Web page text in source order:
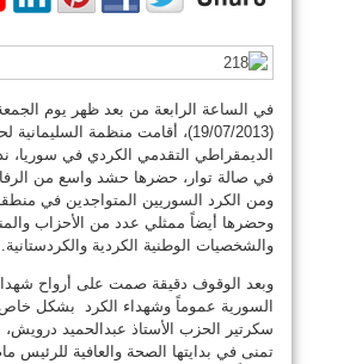
في الساعة الرابعة من بعد ظهر يوم
(19/07/2013)، أقامت منظمة السليمانية
الديمقراطي التقدمي الكردي في سوريا،
في صالة توار، حضرها حشد واسع من
ومن الكرد السوريين المتواجدين في منطقة
وحضرها أيضاً ممثلي عدد من الأحزاب
والشخصيات الوطنية الكردية والكردستانية.
وبعد الوقوف دقيقة صمت على أرواح
السورية عموماً وشهداء الكرد بشكل
سكرتير الحزب الأستاذ عبدالحميد
تمنى في بدايتها الصحة والعافية للرئيس